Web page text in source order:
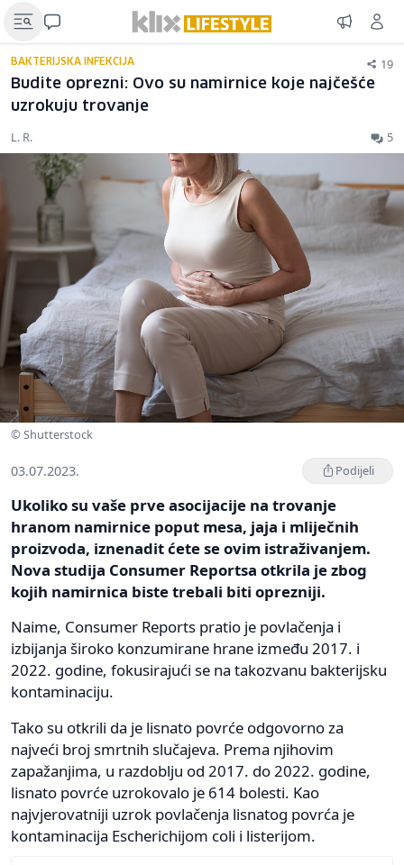
BAKTERIJSKA INFEKCIJA 19
Budite oprezni: Ovo su namirnice koje najčešće
uzrokuju trovanje
L. R. 5
© Shutterstock
03.07.2023. Podijeli
Ukoliko su vaše prve asocijacije na trovanje
hranom namirnice poput mesa, jaja i mliječnih
proizvoda, iznenadit ćete se ovim istraživanjem.
Nova studija Consumer Reportsa otkrila je zbog
kojih namirnica biste trebali biti oprezniji.
Naime, Consumer Reports pratio je povlačenja i
izbijanja široko konzumirane hrane između 2017. i
2022. godine, fokusirajući se na takozvanu bakterijsku
kontaminaciju.
Tako su otkrili da je lisnato povrće odgovorno za
najveći broj smrtnih slučajeva. Prema njihovim
zapažanjima, u razdoblju od 2017. do 2022. godine,
lisnato povrće uzrokovalo je 614 bolesti. Kao
najvjerovatniji uzrok povlačenja lisnatog povrća je
kontaminacija Escherichijom coli i listerijom.